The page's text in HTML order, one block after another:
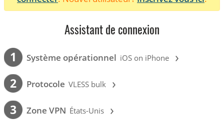
Assistant de connexion
1 Système opérationnel iOS on iPhone ›
2 Protocole VLESS bulk ›
3 Zone VPN États-Unis ›